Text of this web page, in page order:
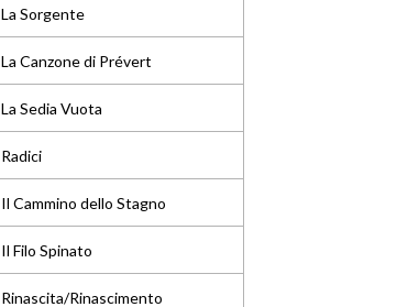
La Sorgente
La Canzone di Prévert
La Sedia Vuota
Radici
Il Cammino dello Stagno
Il Filo Spinato
Rinascita/Rinascimento